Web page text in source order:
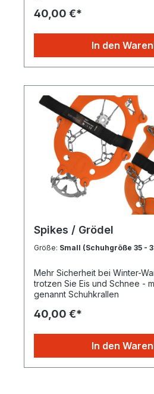
40,00 €*
In den
Spikes / Grödel
Größe: Small (Schuhgröße 35 -
Mehr Sicherheit bei Winter-
trotzen Sie Eis und Schnee -
genannt Schuhkrallen
40,00 €*
In den